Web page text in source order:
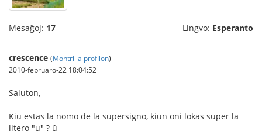
Mesaĝoj: 17 Lingvo: Esperanto
crescence (Montri la profilon)
2010-februaro-22 18:04:52
Saluton,
Kiu estas la nomo de la supersigno, kiun oni lokas super la
litero "u" ? ŭ